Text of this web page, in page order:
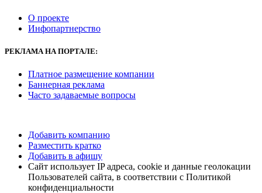
О проекте
Инфопартнерство
РЕКЛАМА НА ПОРТАЛЕ:
Платное размещение компании
Баннерная реклама
Часто задаваемые вопросы
Добавить компанию
Разместить кратко
Добавить в афишу
Сайт использует IP адреса, cookie и данные геолокации
Пользователей сайта, в соответствии с Политикой
конфиденциальности